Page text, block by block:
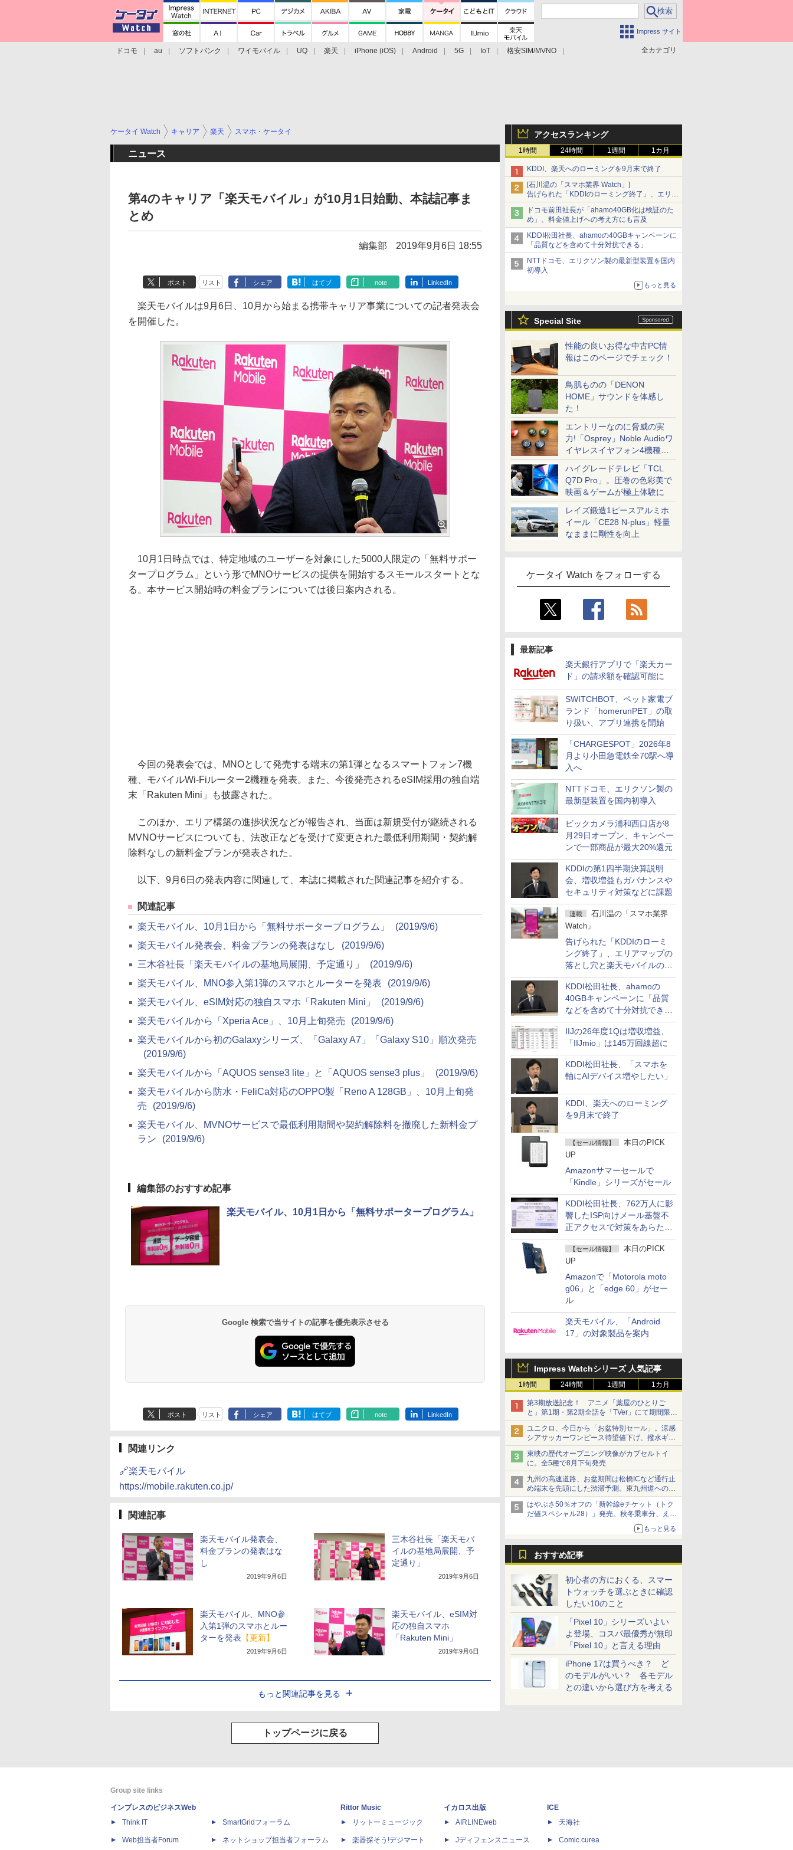
Impress サイト
全カテゴリ
ドコモ au ソフトバンク ワイモバイル UQ 楽天 iPhone (iOS) Android 5G IoT
格安SIM/MVNO
アクセスランキング
1時間 24時間 1週間 1カ月
KDDI、楽天へのローミングを9月末で終了
[石川温の「スマホ業界 Watch」]
告げられた「KDDIのローミング終了」、エリア
マップの落とし穴と楽天モバイルの課題
ドコモ前田社長が「ahamo40GB化は検証のた
め」、料金値上げへの考え方にも言及
KDDI松田社長、ahamoの40GBキャンペーンに
「品質などを含めて十分対抗できる」
NTTドコモ、エリクソン製の最新型装置を国内
初導入
もっと見る
Special Site
性能の良いお得な中古PC情
報はこのページでチェック！
鳥肌ものの「DENON
HOME」サウンドを体感し
た！
エントリーなのに脅威の実
力!「Osprey」Noble Audioワ
イヤレスイヤフォン4機種を
一気に聴く
ハイグレードテレビ「TCL
Q7D Pro」。圧巻の色彩美で
映画＆ゲームが極上体験に
レイズ鍛造1ピースアルミホ
イール「CE28 N-plus」軽量
なままに剛性を向上
ケータイ Watch をフォローする
最新記事
楽天銀行アプリで「楽天カー
ド」の請求額を確認可能に
SWITCHBOT、ペット家電ブ
ランド「homerunPET」の取
り扱い、アプリ連携を開始
「CHARGESPOT」2026年8
月より小田急電鉄全70駅へ導
入へ
NTTドコモ、エリクソン製の
最新型装置を国内初導入
ビックカメラ浦和西口店が8
月29日オープン、キャンペー
ンで一部商品が最大20%還元
KDDIの第1四半期決算説明
会、増収増益もガバナンスや
セキュリティ対策などに課題
連載
石川温の「スマホ業界
Watch」
告げられた「KDDIのローミ
ング終了」、エリアマップの
落とし穴と楽天モバイルの課
題
KDDI松田社長、ahamoの
40GBキャンペーンに「品質
などを含めて十分対抗でき
る」
IIJの26年度1Qは増収増益、
「IIJmio」は145万回線超に
KDDI松田社長、「スマホを
軸にAIデバイス増やしたい」
KDDI、楽天へのローミング
を9月末で終了
【セール情報】
本日のPICK
UP
Amazonサマーセールで
「Kindle」シリーズがセール
KDDI松田社長、762万人に影
響したISP向けメール基盤不
正アクセスで対策をあらため
て説明
【セール情報】
本日のPICK
UP
Amazonで「Motorola moto
g06」と「edge 60」がセー
ル
楽天モバイル、「Android
17」の対象製品を案内
Impress Watchシリーズ 人気記事
1時間 24時間 1週間 1カ月
第3期放送記念！ アニメ「薬屋のひとりご
と」第1期・第2期全話を「TVer」にて期間限定
で順次無料配信開始
ユニクロ、今日から「お盆特別セール」。涼感
シアサッカーワンピース待望値下げ、撥水ギア
ショーツは1990円に
東映の歴代オープニング映像がカプセルトイ
に。全5種で8月下旬発売
九州の高速道路、お盆期間は松橋ICなど通行止
め端末を先頭にした渋滞予測。東九州道への迂
回は料金調整を実施
はやぶさ50％オフの「新幹線eチケット（トク
だ値スペシャル28）」発売。秋冬乗車分、えき
もっと見る
おすすめ記事
初心者の方におくる、スマー
トウォッチを選ぶときに確認
したい10のこと
「Pixel 10」シリーズいよい
よ登場、コスパ最優秀が無印
「Pixel 10」と言える理由
iPhone 17は買うべき？ ど
のモデルがいい？ 各モデル
との違いから選び方を考える
ケータイ Watch キャリア 楽天 スマホ・ケータイ
ニュース
第4のキャリア「楽天モバイル」が10月1日始動、本誌記事ま
とめ
編集部 2019年9月6日 18:55
ポスト リスト シェア はてブ note LinkedIn
楽天モバイルは9月6日、10月から始まる携帯キャリア事業についての記者発表会
を開催した。
10月1日時点では、特定地域のユーザーを対象にした5000人限定の「無料サポー
タープログラム」という形でMNOサービスの提供を開始するスモールスタートとな
る。本サービス開始時の料金プランについては後日案内される。
今回の発表会では、MNOとして発売する端末の第1弾となるスマートフォン7機
種、モバイルWi-Fiルーター2機種を発表。また、今後発売されるeSIM採用の独自端
末「Rakuten Mini」も披露された。
このほか、エリア構築の進捗状況などが報告され、当面は新規受付が継続される
MVNOサービスについても、法改正などを受けて変更された最低利用期間・契約解
除料なしの新料金プランが発表された。
以下、9月6日の発表内容に関連して、本誌に掲載された関連記事を紹介する。
関連記事
楽天モバイル、10月1日から「無料サポータープログラム」
(2019/9/6)
楽天モバイル発表会、料金プランの発表はなし
(2019/9/6)
三木谷社長「楽天モバイルの基地局展開、予定通り」
(2019/9/6)
楽天モバイル、MNO参入第1弾のスマホとルーターを発表
(2019/9/6)
楽天モバイル、eSIM対応の独自スマホ「Rakuten Mini」
(2019/9/6)
楽天モバイルから「Xperia Ace」、10月上旬発売
(2019/9/6)
楽天モバイルから初のGalaxyシリーズ、「Galaxy A7」「Galaxy S10」順次発売
(2019/9/6)
楽天モバイルから「AQUOS sense3 lite」と「AQUOS sense3 plus」
(2019/9/6)
楽天モバイルから防水・FeliCa対応のOPPO製「Reno A 128GB」、10月上旬発
売
(2019/9/6)
楽天モバイル、MVNOサービスで最低利用期間や契約解除料を撤廃した新料金プ
ラン
(2019/9/6)
編集部のおすすめ記事
楽天モバイル、10月1日から「無料サポータープログラム」
Google 検索で当サイトの記事を優先表示させる
ポスト リスト シェア はてブ note LinkedIn
関連リンク
🔗楽天モバイル
https://mobile.rakuten.co.jp/
関連記事
楽天モバイル発表会、
料金プランの発表はな
し
2019年9月6日
三木谷社長「楽天モバ
イルの基地局展開、予
定通り」
2019年9月6日
楽天モバイル、MNO参
入第1弾のスマホとルー
ターを発表 【更新】
2019年9月6日
楽天モバイル、eSIM対
応の独自スマホ
「Rakuten Mini」
2019年9月6日
もっと関連記事を見る
トップページに戻る
Group site links
インプレスのビジネスWeb
Think IT
Web担当者Forum
SmartGridフォーラム
ネットショップ担当者フォーラム
Rittor Music
リットーミュージック
楽器探そう!デジマート
イカロス出版
AIRLINEweb
Jディフェンスニュース
ICE
天海社
Comic curea